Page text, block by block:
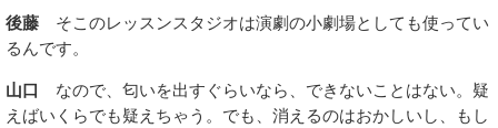
後藤 そこのレッスンスタジオは演劇の小劇場としても使ってい
るんです。
山口
なので、匂いを出すぐらいなら、できないことはない。疑
えばいくらでも疑えちゃう。でも、消えるのはおかしいし、もし